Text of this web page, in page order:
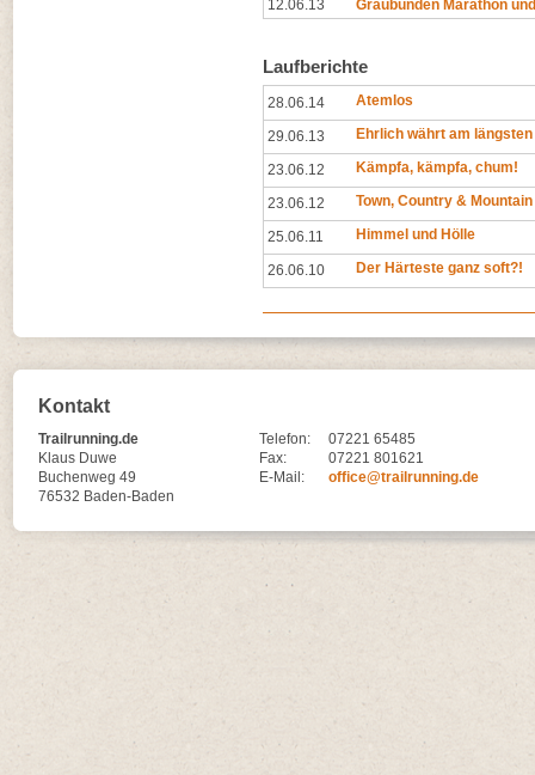
12.06.13 Graubünden Marathon
Laufberichte
28.06.14 Atemlos
29.06.13 Ehrlich währt am längsten
23.06.12 Kämpfa, kämpfa, chum!
23.06.12 Town, Country & Mountain
25.06.11 Himmel und Hölle
26.06.10 Der Härteste ganz soft?!
Kontakt
Trailrunning.de
Klaus Duwe
Buchenweg 49
76532 Baden-Baden
Telefon:
07221 65485
Fax:
07221 801621
E-Mail:
office@trailrunning.de